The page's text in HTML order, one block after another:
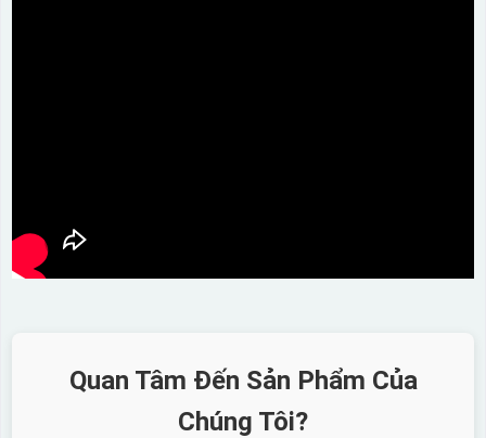
Quan Tâm Đến Sản Phẩm Của
Chúng Tôi?